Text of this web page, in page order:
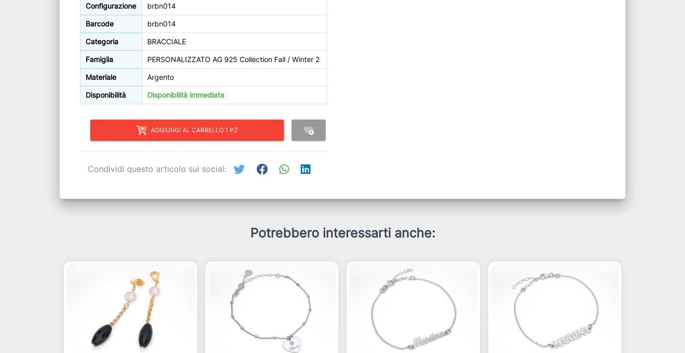
Configurazione brbn014
Barcode brbn014
Categoria BRACCIALE
Famiglia PERSONALIZZATO AG 925 Collection Fall / Winter 2
Materiale Argento
Disponibilità Disponibilità immediata
AGGIUNGI AL CARRELLO 1 PZ
Condividi questo articolo sui social:
Potrebbero interessarti anche: